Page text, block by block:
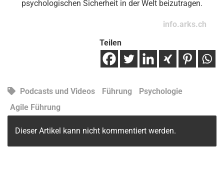
psychologischen Sicherheit in der Welt beizutragen.
info.arks.ch
Teilen
Podcasts und Videos Führung
Psychologie
Agile Führung
Dieser Artikel kann nicht kommentiert werden.